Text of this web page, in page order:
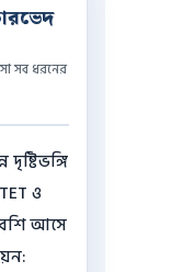
সব ধরনের
ও
আসে